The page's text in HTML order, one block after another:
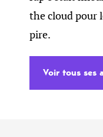
the cloud pour
pire.
Voir tous ses